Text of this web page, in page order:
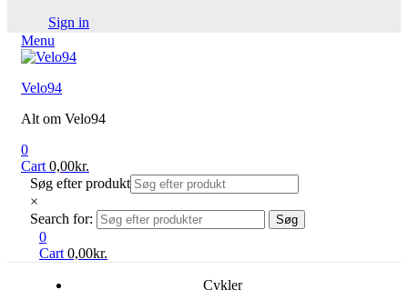
Sign in
Menu
Velo94
Alt om Velo94
0
Cart 0,00kr.
Søg efter produkt
×
Search for:
Søg
0
Cart 0,00kr.
Cykler